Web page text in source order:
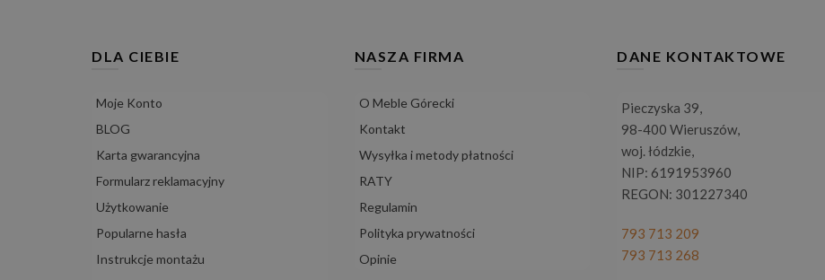
DLA CIEBIE
Moje Konto
BLOG
Karta gwarancyjna
Formularz reklamacyjny
Użytkowanie
Popularne hasła
Instrukcje montażu
NASZA FIRMA
O Meble Górecki
Kontakt
Wysyłka i metody płatności
RATY
Regulamin
Polityka prywatności
Opinie
DANE KONTAKTOWE
Pieczyska 39,
98-400 Wieruszów,
woj. łódzkie,
NIP: 6191953960
REGON: 301227340
793 713 209
793 713 268